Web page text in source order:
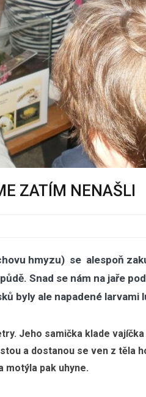
ZATÍM NENAŠLI
hmyzu) se alespoň
Snad se nám na jaře
byly ale napadené larvami
Jeho samička klade
a dostanou se ven z těla
motýla pak uhyne.